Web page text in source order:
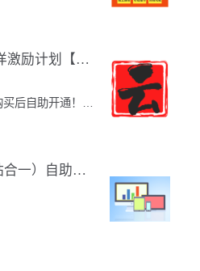
云速成Saas企业官网-远洋激励计划【内部专用勿拍*新用户上云】
云建站（网站建设，五站合一）自助建站-网站模版-自适应企业网站